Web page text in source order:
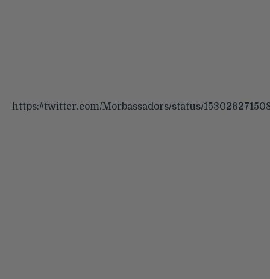
https://twitter.com/Morbassadors/status/